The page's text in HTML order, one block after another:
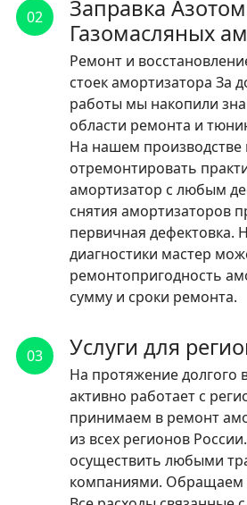
02
Заправка Азотом
Газомасляных
Ремонт и
стоек амортизатора За
работы мы накопили
области ремонта и
На нашем
отремонтировать
амортизатор с любым
снятия амортизаторов
первичная дефектовка.
диагностики мастер
ремонтопригодность
сумму и сроки ремонта.
03 Услуги для
На протяжение долгого
активно работает с
принимаем в ремонт
из всех регионов
осуществить любыми
компаниями. Обращаем